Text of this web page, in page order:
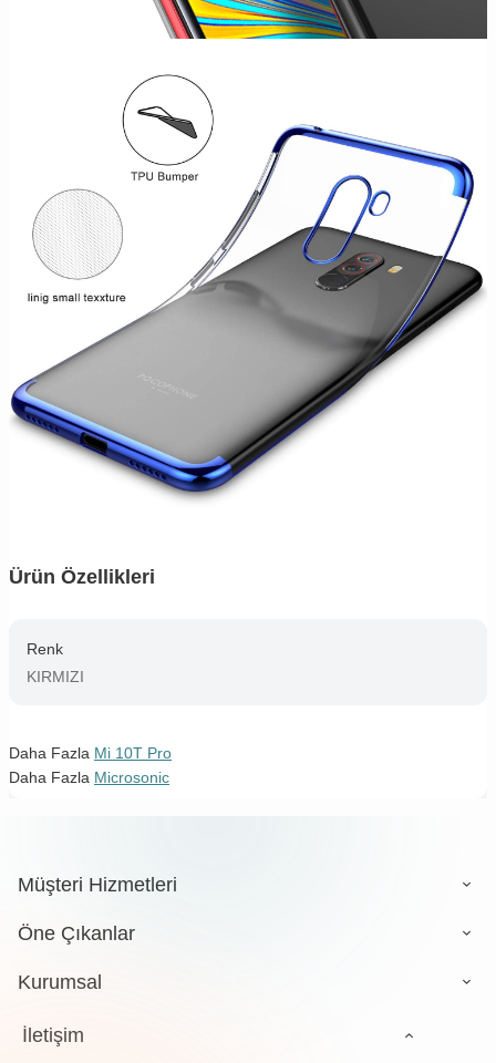
Ürün Özellikleri
Renk
KIRMIZI
Daha Fazla Mi 10T Pro
Daha Fazla Microsonic
Müşteri Hizmetleri
Öne Çıkanlar
Kurumsal
İletişim